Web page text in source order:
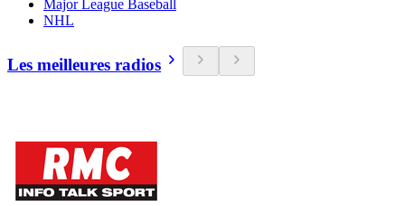
Major League Baseball
NHL
Les meilleures radios